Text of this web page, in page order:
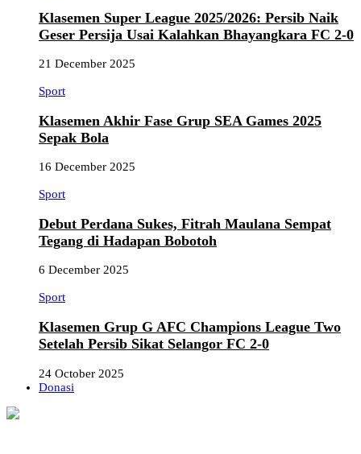
Klasemen Super League 2025/2026: Persib Naik
Geser Persija Usai Kalahkan Bhayangkara FC 2-0
21 December 2025
Sport
Klasemen Akhir Fase Grup SEA Games 2025
Sepak Bola
16 December 2025
Sport
Debut Perdana Sukes, Fitrah Maulana Sempat
Tegang di Hadapan Bobotoh
6 December 2025
Sport
Klasemen Grup G AFC Champions League Two
Setelah Persib Sikat Selangor FC 2-0
24 October 2025
Donasi